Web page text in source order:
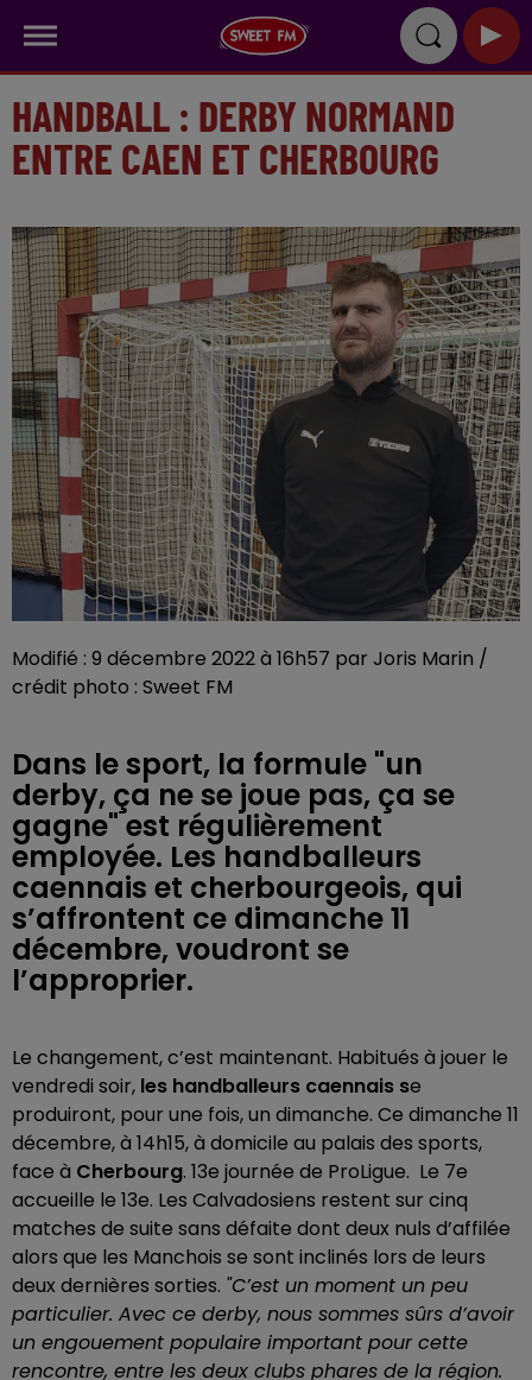
HANDBALL : DERBY NORMAND
ENTRE CAEN ET CHERBOURG
Modifié : 9 décembre 2022 à 16h57 par Joris Marin /
crédit photo : Sweet FM
Dans le sport, la formule "un
derby, ça ne se joue pas, ça se
gagne" est régulièrement
employée. Les handballeurs
caennais et cherbourgeois, qui
s’affrontent ce dimanche 11
décembre, voudront se
l’approprier.
Le changement, c’est maintenant. Habitués à jouer le
vendredi soir, les handballeurs caennais se
produiront, pour une fois, un dimanche. Ce dimanche 11
décembre, à 14h15, à domicile au palais des sports,
face à Cherbourg. 13e journée de ProLigue. Le 7e
accueille le 13e. Les Calvadosiens restent sur cinq
matches de suite sans défaite dont deux nuls d’affilée
alors que les Manchois se sont inclinés lors de leurs
deux dernières sorties. "C’est un moment un peu
particulier. Avec ce derby, nous sommes sûrs d’avoir
un engouement populaire important pour cette
rencontre, entre les deux clubs phares de la région.